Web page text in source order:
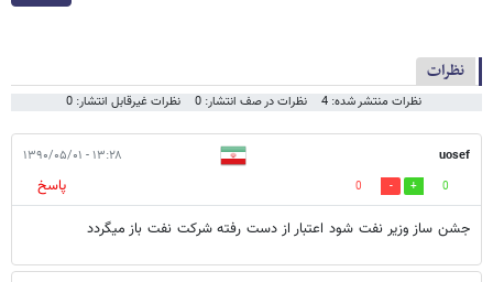
نظرات
نظرات منتشر شده: 4 نظرات در صف انتشار: 0 نظرات غیرقابل انتشار: 0
uosef ۱۳:۲۸ - ۱۳۹۰/۰۵/۰۱
0
0
پاسخ
جشن ساز وزیر نفت شود اعتبار از دست رفته شرکت نفت باز میگردد